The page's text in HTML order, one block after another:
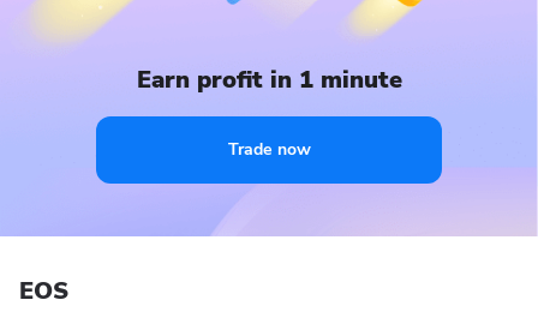
Earn profit in 1 minute
Trade now
EOS